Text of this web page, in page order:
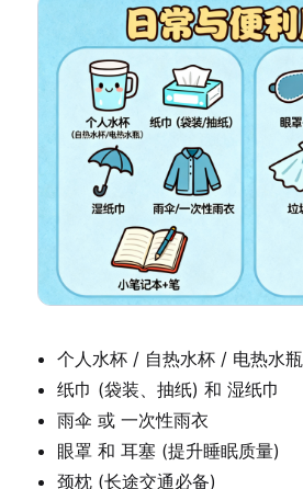
个人水杯 / 自热水杯 / 电热水瓶
纸巾 (袋装、抽纸) 和 湿纸巾
雨伞 或 一次性雨衣
眼罩 和 耳塞 (提升睡眠质量)
颈枕 (长途交通必备)